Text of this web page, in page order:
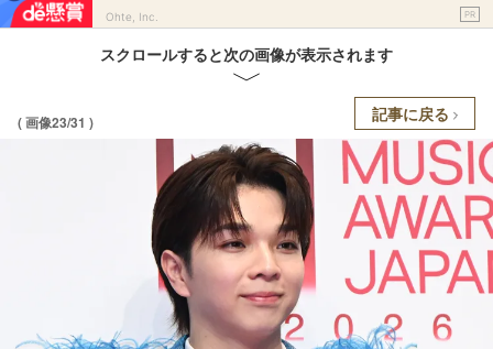
Ohte, Inc. PR
スクロールすると次の画像が表示されます
( 画像23/31 ) 記事に戻る